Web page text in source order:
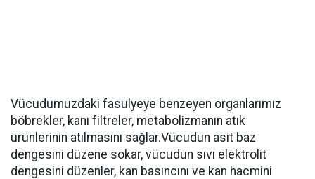
Vücudumuzdaki fasulyeye benzeyen organlarımız
böbrekler, kanı filtreler, metabolizmanın atık
ürünlerinin atılmasını sağlar.Vücudun asit baz
dengesini düzene sokar, vücudun sıvı elektrolit
dengesini düzenler, kan basıncını ve kan hacmini